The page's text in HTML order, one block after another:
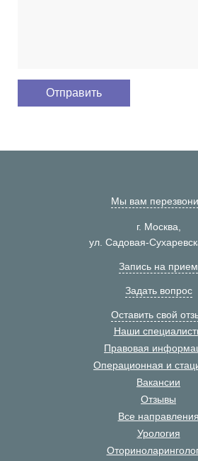
Мы вам
г. Москва,
ул. Садовая-
Запись на прием
Задать вопрос
Оставить свой
Наши
Правовая
Операционная и
Вакансии
Отзывы
Все направления
Урология